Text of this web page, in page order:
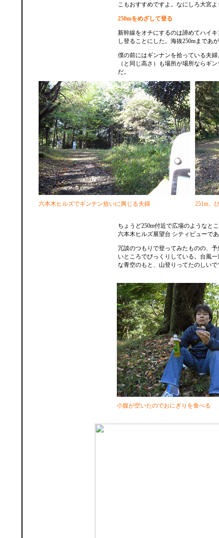
こもおすすめですよ。なにしろ大宮
250mをめざして登る
新幹線をオチにするのは諦めてハイ
し登ることにした。海抜250mまであ
僕の前にはギンナンを拾っている夫
（と同じ高さ）も場所が場所ならギ
だ。
六本木ヒルズでギンナン拾いに興じる夫婦 251m、
ちょうど250m付近で広場のようなと
六本木ヒルズ展望台 シティビューで
冗談のつもりで登ってみたものの、
いところでびっくりしている。台風
な青空のもと、山登りってたのしいで
小腹が空いたのでおにぎりを食べる